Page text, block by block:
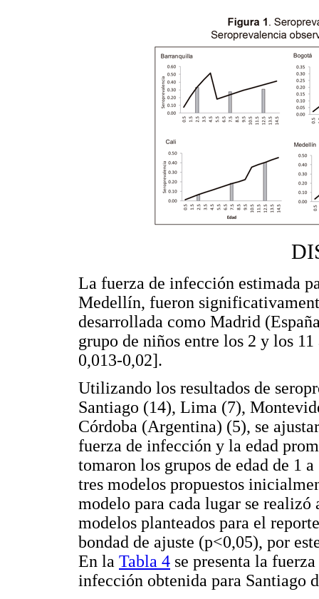
La fuerza de infección estimada
Medellín, fueron
desarrollada como Madrid
grupo de niños entre los 2 y los
0,013-0,02].
Utilizando los resultados de
Santiago (14), Lima (7),
Córdoba (Argentina) (5), se
fuerza de infección y la edad
tomaron los grupos de edad de 1
tres modelos propuestos
modelo para cada lugar se
modelos planteados para el
bondad de ajuste (p<0,05), por
En la Tabla 4 se presenta la
infección obtenida para Santiago